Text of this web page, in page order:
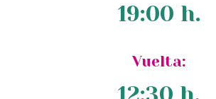
19:00 h.
Vuelta: